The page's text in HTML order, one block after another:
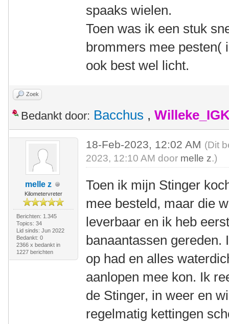
spaaks wielen.
Toen was ik een stuk
brommers mee pesten(
ook best wel licht.
Zoek
Bedankt door: Bacchus ,
melle z
Kilometervreter
Berichten: 1.345
Topics: 34
Lid sinds: Jun 2022
Bedankt: 0
2366 x bedankt in
1227 berichten
18-Feb-2023, 12:02 AM (Dit
2023, 12:10 AM door melle z.)
Toen ik mijn Stinger
mee besteld, maar die
leverbaar en ik heb
banaantassen gereden.
op had en alles
aanlopen mee kon. Ik
de Stinger, in weer en
regelmatig kettingen